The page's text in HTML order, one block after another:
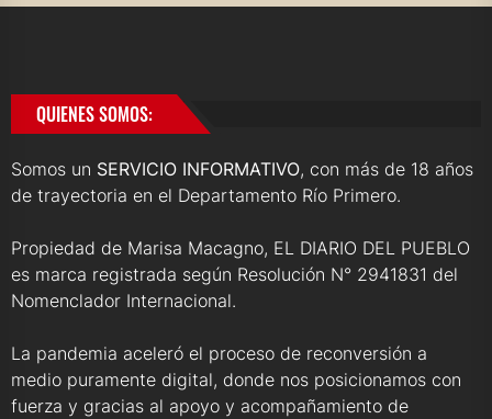
QUIENES SOMOS:
Somos un SERVICIO INFORMATIVO, con más de 18 años
de trayectoria en el Departamento Río Primero.
Propiedad de Marisa Macagno, EL DIARIO DEL PUEBLO
es marca registrada según Resolución N° 2941831 del
Nomenclador Internacional.
La pandemia aceleró el proceso de reconversión a
medio puramente digital, donde nos posicionamos con
fuerza y gracias al apoyo y acompañamiento de